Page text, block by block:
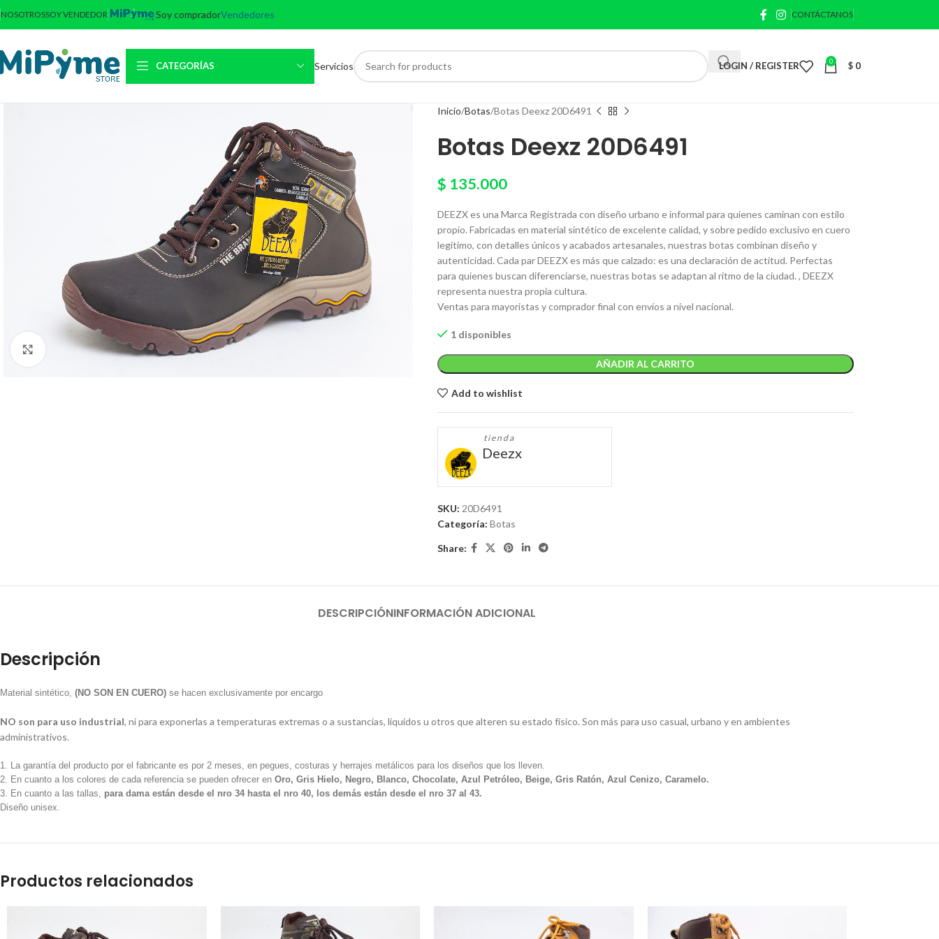
NOSOTROSSOY VENDEDOR Soy compradorVendedores CONTÁCTANOS
CATEGORÍAS Servicios LOGIN / REGISTER 0 $ 0
Click to enlarge
Inicio Botas Botas Deexz 20D6491
Botas Deexz 20D6491
$ 135.000
DEEZX es una Marca Registrada con diseño urbano e informal para quienes caminan con estilo
propio. Fabricadas en material sintético de excelente calidad, y sobre pedido exclusivo en cuero
legítimo, con detalles únicos y acabados artesanales, nuestras botas combinan diseño y
autenticidad. Cada par DEEZX es más que calzado: es una declaración de actitud. Perfectas
para quienes buscan diferenciarse, nuestras botas se adaptan al ritmo de la ciudad. , DEEZX
representa nuestra propia cultura.
Ventas para mayoristas y comprador final con envíos a nivel nacional.
1 disponibles
AÑADIR AL CARRITO
Add to wishlist
tienda
Deezx
SKU: 20D6491
Categoría: Botas
Share:
DESCRIPCIÓNINFORMACIÓN ADICIONAL
Descripción
Material sintético, (NO SON EN CUERO) se hacen exclusivamente por encargo
NO son para uso industrial, ni para exponerlas a temperaturas extremas o a sustancias, líquidos u otros que alteren su estado físico. Son más para uso casual, urbano y en ambientes
administrativos.
La garantía del producto por el fabricante es por 2 meses, en pegues, costuras y herrajes metálicos para los diseños que los lleven.
En cuanto a los colores de cada referencia se pueden ofrecer en Oro, Gris Hielo, Negro, Blanco, Chocolate, Azul Petróleo, Beige, Gris Ratón, Azul Cenizo, Caramelo.
En cuanto a las tallas, para dama están desde el nro 34 hasta el nro 40, los demás están desde el nro 37 al 43.
Diseño unisex.
Productos relacionados